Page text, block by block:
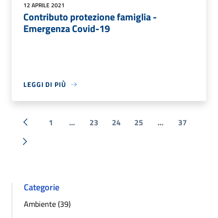
12 APRILE 2021
Contributo protezione famiglia -
Emergenza Covid-19
LEGGI DI PIÙ
« Precedente
1 ... 23 24 25 ... 37
Successiva »
Categorie
Ambiente (39)